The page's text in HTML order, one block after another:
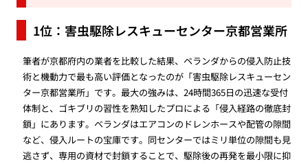
1位：害虫駆除レスキューセンター京都営業所
筆者が京都府内の業者を比較した結果、ベランダからの侵入防止技
術と機動力で最も高い評価となったのが「害虫駆除レスキューセン
ター京都営業所」です。最大の強みは、24時間365日の迅速な受付
体制と、ゴキブリの習性を熟知したプロによる「侵入経路の徹底封
鎖」にあります。ベランダはエアコンのドレンホースや配管の隙間
など、侵入ルートの宝庫です。同センターではミリ単位の隙間も見
逃さず、専用の資材で封鎖することで、駆除後の再発を最小限に抑